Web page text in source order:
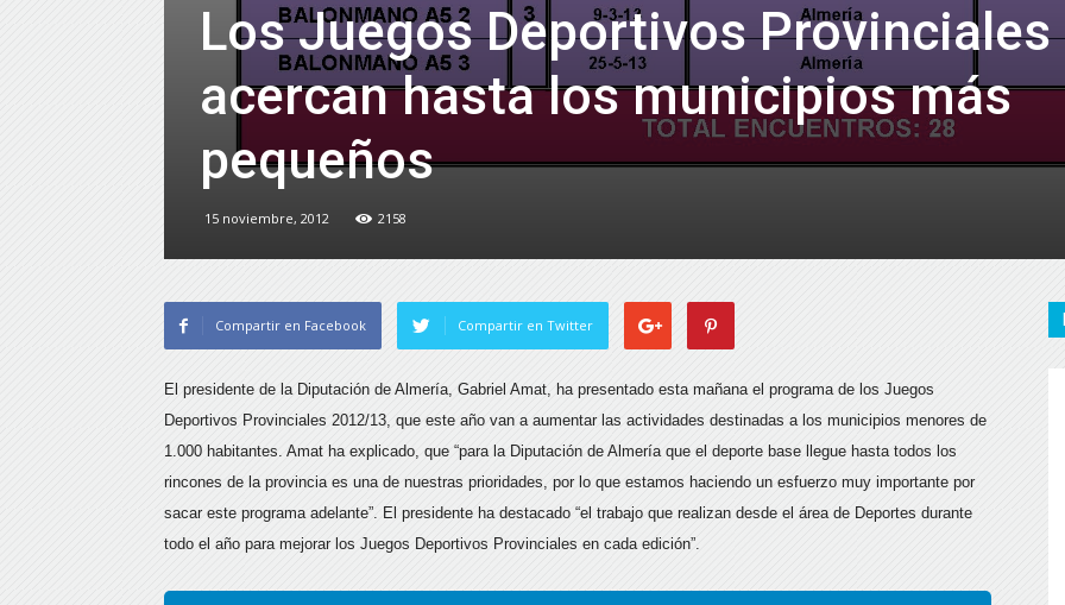
Los Juegos Deportivos Provinciales
acercan hasta los municipios más
pequeños
15 noviembre, 2012 2158
Compartir en Facebook Compartir en Twitter
El presidente de la Diputación de Almería, Gabriel Amat, ha presentado esta mañana el programa de los Juegos
Deportivos Provinciales 2012/13, que este año van a aumentar las actividades destinadas a los municipios menores de
1.000 habitantes. Amat ha explicado, que “para la Diputación de Almería que el deporte base llegue hasta todos los
rincones de la provincia es una de nuestras prioridades, por lo que estamos haciendo un esfuerzo muy importante por
sacar este programa adelante”. El presidente ha destacado “el trabajo que realizan desde el área de Deportes durante
todo el año para mejorar los Juegos Deportivos Provinciales en cada edición”.